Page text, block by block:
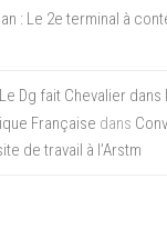
: Le 2e terminal à
Dg fait Chevalier dans
Française dans
de travail à l’Arstm